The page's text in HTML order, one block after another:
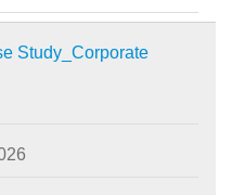
Study_Corporate